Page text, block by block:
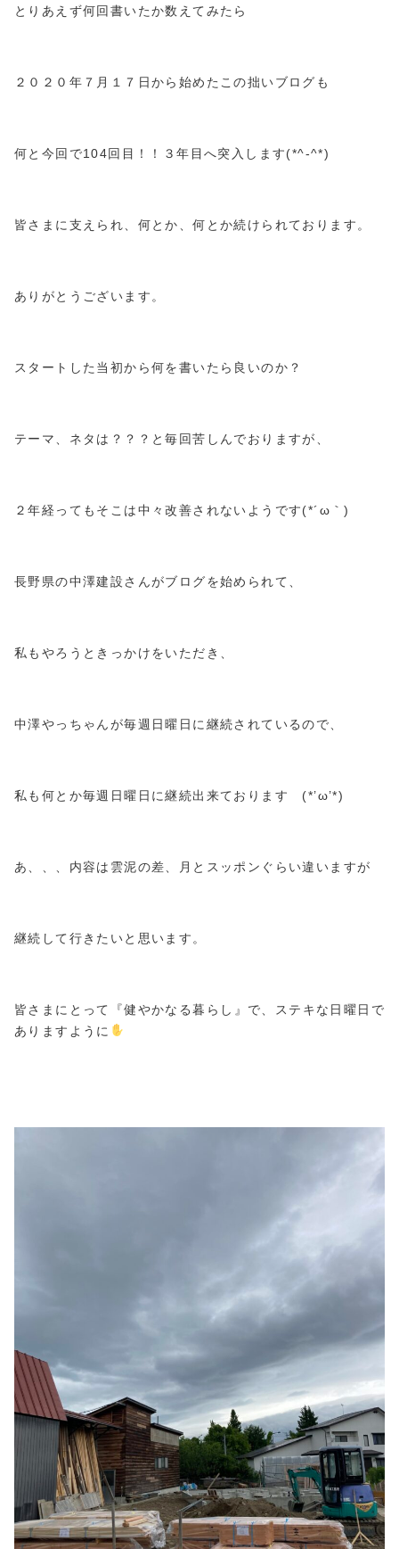
とりあえず何回書いたか数えてみたら
２０２０年７月１７日から始めたこの拙いブログも
何と今回で104回目！！３年目へ突入します(*^-^*)
皆さまに支えられ、何とか、何とか続けられております。
ありがとうございます。
スタートした当初から何を書いたら良いのか？
テーマ、ネタは？？？と毎回苦しんでおりますが、
２年経ってもそこは中々改善されないようです(*´ω｀)
長野県の中澤建設さんがブログを始められて、
私もやろうときっかけをいただき、
中澤やっちゃんが毎週日曜日に継続されているので、
私も何とか毎週日曜日に継続出来ております (*’ω’*)
あ、、、内容は雲泥の差、月とスッポンぐらい違いますが
継続して行きたいと思います。
皆さまにとって『健やかなる暮らし』で、ステキな日曜日で
ありますように